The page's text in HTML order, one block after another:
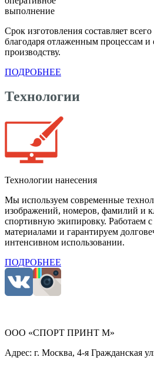
выполнение
Срок изготовления составляет
благодаря отлаженным процессам и
производству.
ПОДРОБНЕЕ
Технологии
Технологии нанесения
Мы используем современные
изображений, номеров, фамилий и
спортивную экипировку. Работаем
материалами и гарантируем
интенсивном использовании.
ПОДРОБНЕЕ
ООО «СПОРТ ПРИНТ М»
Адрес: г. Москва, 4-я Гражданская